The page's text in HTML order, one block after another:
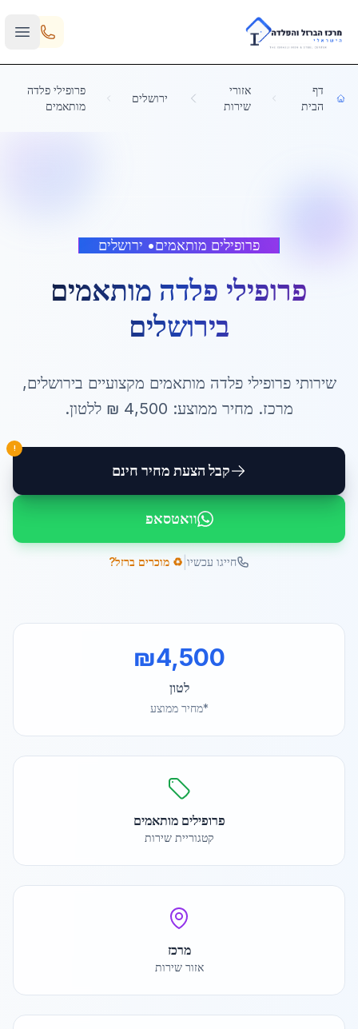
Skip to main content
דף
הבית
אזורי
שירות
ירושלים
פרופילי פלדה
מותאמים
פרופילים מותאמים• ירושלים
פרופילי פלדה מותאמים
בירושלים
שירותיפרופילי פלדה מותאמים מקצועיים בירושלים,
מרכז. מחיר ממוצע: 4,500 ₪ ללטון.
קבל הצעת מחיר חינם
!
וואטסאפ
חייגו עכשיו ♻️ מוכרים ברזל?
₪4,500
לטון
*מחיר ממוצע
פרופילים מותאמים
קטגוריית שירות
מרכז
אזור שירות